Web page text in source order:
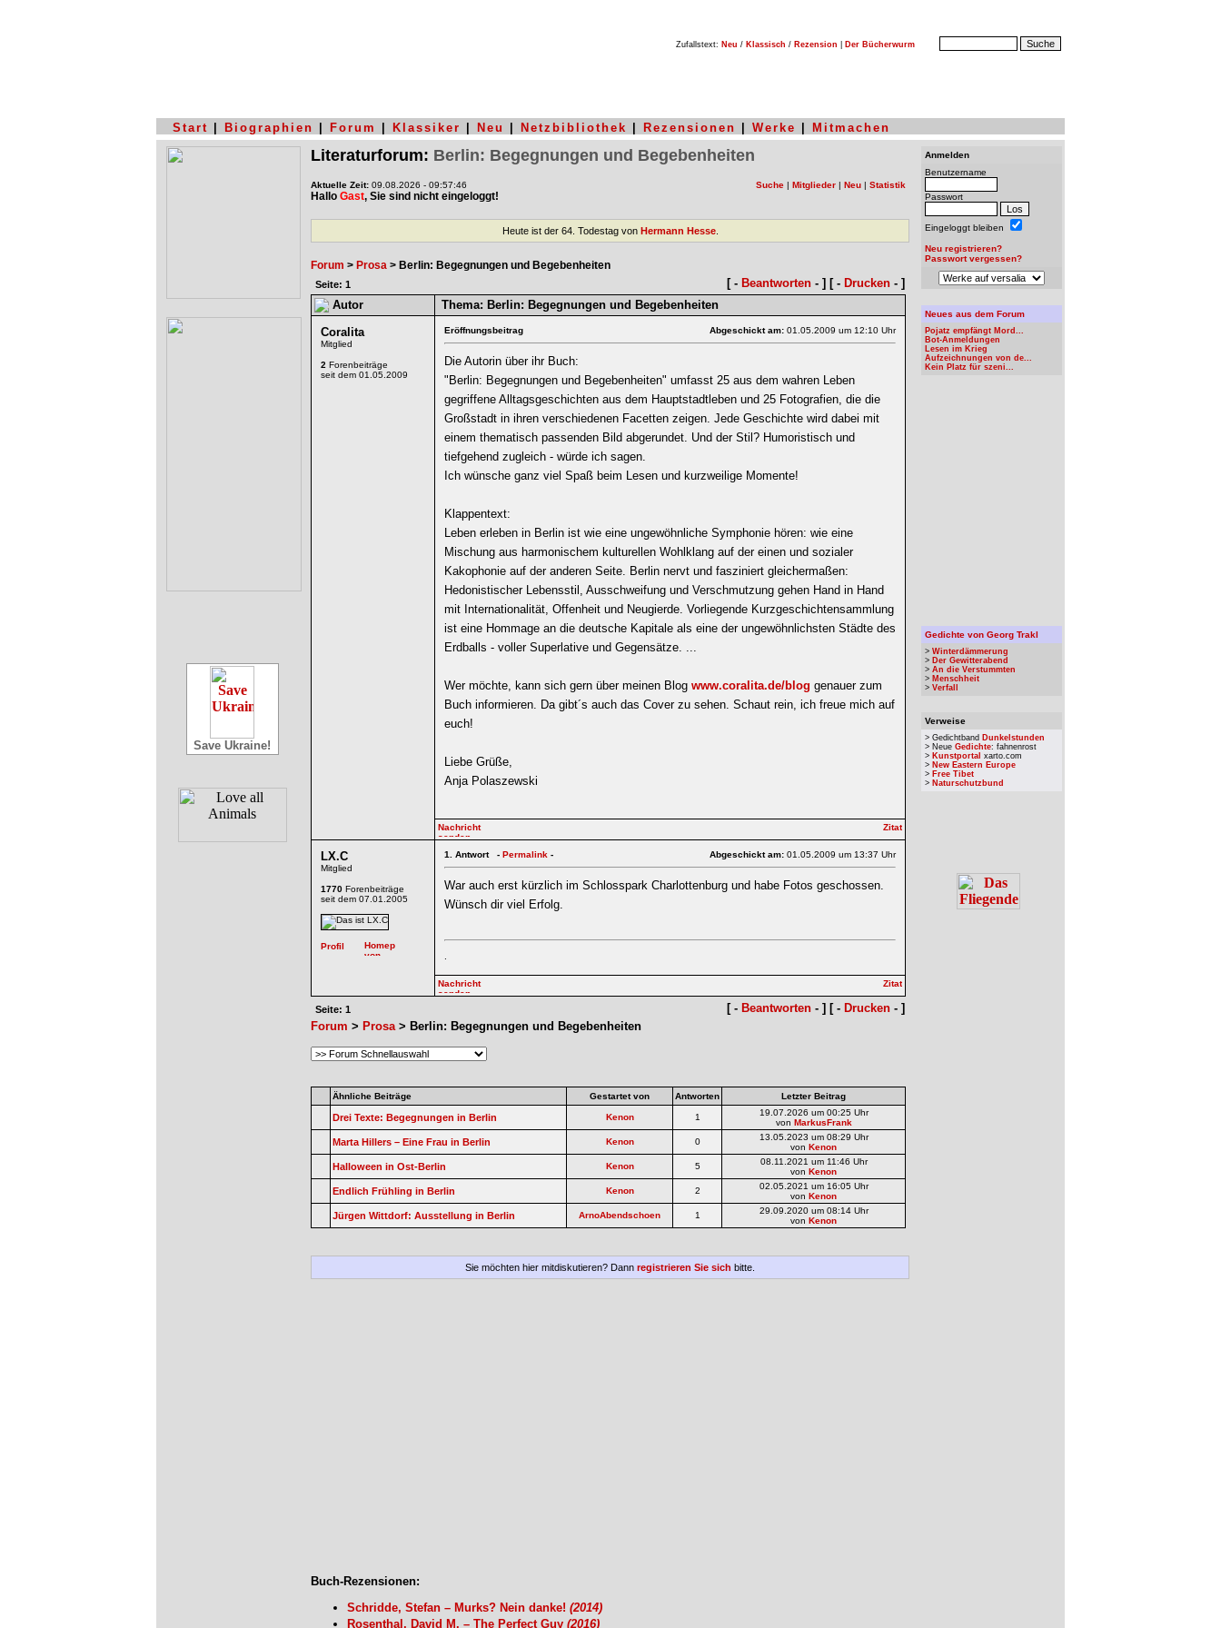
Zufallstext: Neu / Klassisch / Rezension Der Bücherwurm
Start Biographien Forum Klassiker Neu Netzbibliothek Rezensionen Werke Mitmachen
Save Ukraine!
Literaturforum: Berlin: Begegnungen und Begebenheiten
Aktuelle Zeit: 09.08.2026 - 09:57:46
Hallo Gast, Sie sind nicht eingeloggt!
Suche | Mitglieder | Neu | Statistik
Heute ist der 64. Todestag von Hermann Hesse.
Forum > Prosa > Berlin: Begegnungen und Begebenheiten
Seite: 1 [ - Beantworten - ] [ - Drucken - ]
Autor
Thema: Berlin: Begegnungen und Begebenheiten
Coralita
Mitglied
2 Forenbeiträge
seit dem 01.05.2009
Eröffnungsbeitrag Abgeschickt am: 01.05.2009 um 12:10 Uhr
Die Autorin über ihr Buch:
"Berlin: Begegnungen und Begebenheiten" umfasst 25 aus dem wahren Leben
gegriffene Alltagsgeschichten aus dem Hauptstadtleben und 25 Fotografien, die die
Großstadt in ihren verschiedenen Facetten zeigen. Jede Geschichte wird dabei mit
einem thematisch passenden Bild abgerundet. Und der Stil? Humoristisch und
tiefgehend zugleich - würde ich sagen.
Ich wünsche ganz viel Spaß beim Lesen und kurzweilige Momente!
Klappentext:
Leben erleben in Berlin ist wie eine ungewöhnliche Symphonie hören: wie eine
Mischung aus harmonischem kulturellen Wohlklang auf der einen und sozialer
Kakophonie auf der anderen Seite. Berlin nervt und fasziniert gleichermaßen:
Hedonistischer Lebensstil, Ausschweifung und Verschmutzung gehen Hand in Hand
mit Internationalität, Offenheit und Neugierde. Vorliegende Kurzgeschichtensammlung
ist eine Hommage an die deutsche Kapitale als eine der ungewöhnlichsten Städte des
Erdballs - voller Superlative und Gegensätze. ...
Wer möchte, kann sich gern über meinen Blog www.coralita.de/blog genauer zum
Buch informieren. Da gibt´s auch das Cover zu sehen. Schaut rein, ich freue mich auf
euch!
Liebe Grüße,
Anja Polaszewski
LX.C
Mitglied
1770 Forenbeiträge
seit dem 07.01.2005
1. Antwort - Permalink - Abgeschickt am: 01.05.2009 um 13:37 Uhr
War auch erst kürzlich im Schlosspark Charlottenburg und habe Fotos geschossen.
Wünsch dir viel Erfolg.
.
Seite: 1 [ - Beantworten - ] [ - Drucken - ]
Forum > Prosa> Berlin: Begegnungen und Begebenheiten
Ähnliche Beiträge Gestartet von Antworten Letzter Beitrag
Drei Texte: Begegnungen in Berlin Kenon 1
19.07.2026 um 00:25 Uhr
von MarkusFrank
Marta Hillers – Eine Frau in Berlin Kenon 0
13.05.2023 um 08:29 Uhr
von Kenon
Halloween in Ost-Berlin Kenon 5
08.11.2021 um 11:46 Uhr
von Kenon
Endlich Frühling in Berlin Kenon 2
02.05.2021 um 16:05 Uhr
von Kenon
Jürgen Wittdorf: Ausstellung in Berlin ArnoAbendschoen 1
29.09.2020 um 08:14 Uhr
von Kenon
Sie möchten hier mitdiskutieren? Dann registrieren Sie sich bitte.
Buch-Rezensionen:
Schridde, Stefan – Murks? Nein danke! (2014)
Rosenthal, David M. – The Perfect Guy (2016)
Anmelden
Benutzername
Passwort
Eingeloggt bleiben
Neu registrieren?
Passwort vergessen?
Neues aus dem Forum
Pojatz empfängt Mord...
Bot-Anmeldungen
Lesen im Krieg
Aufzeichnungen von de...
Kein Platz für szeni...
Gedichte von Georg Trakl
> Winterdämmerung
> Der Gewitterabend
> An die Verstummten
> Menschheit
> Verfall
Verweise
> Gedichtband Dunkelstunden
> Neue Gedichte: fahnenrost
> Kunstportal xarto.com
> New Eastern Europe
> Free Tibet
> Naturschutzbund